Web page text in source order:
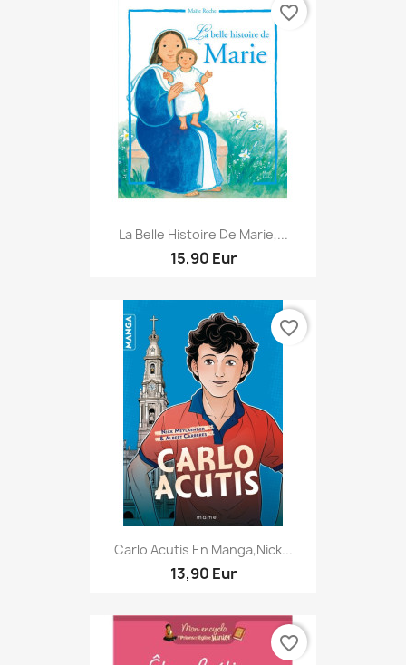
La Belle Histoire De Marie,...
15,90 Eur
favorite_border
Carlo Acutis En Manga,Nick...
13,90 Eur
favorite_border
favorite_border